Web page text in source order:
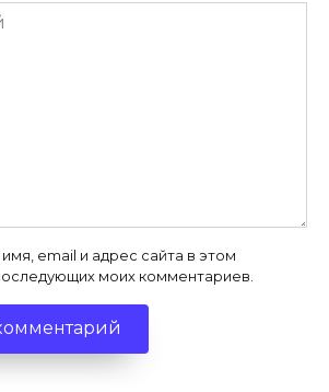
email и адрес сайта в этом
моих комментариев.